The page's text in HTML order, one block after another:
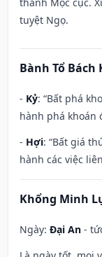
tuyệt Ngọ.
Bành Tổ Bách
- Kỷ: “Bất phá
hành phá khoán
- Hợi: “Bất giá
hành các việc
Khổng Minh
Ngày: Đại An -